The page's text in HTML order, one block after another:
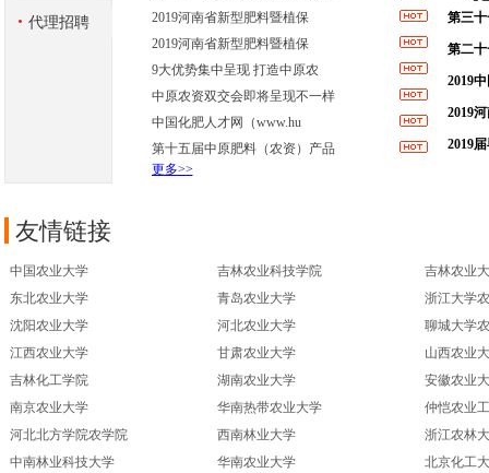
代理招聘
2019河南省新型肥料暨植保
2019河南省新型肥料暨植保
9大优势集中呈现 打造中原农
中原农资双交会即将呈现不一样
中国化肥人才网（www.hu
第十五届中原肥料（农资）产品
更多>>
第三
十三
第二
2019
2019
第14
2019
4日
2019
友情链接
中国农业大学 吉林农业科技学院
吉林农业
东北农业大学
青岛农业大学
浙江大学
沈阳农业大学
河北农业大学
聊城大学
江西农业大学
甘肃农业大学
山西农业
吉林化工学院
湖南农业大学
安徽农业
南京农业大学
华南热带农业大学
仲恺农业
河北北方学院农学院
西南林业大学
浙江农林
中南林业科技大学
华南农业大学
北京化工